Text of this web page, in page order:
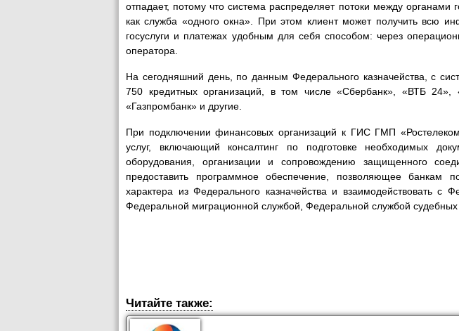
отпадает, потому что система распределяет потоки между органами
как служба «одного окна». При этом клиент может получить всю
госуслуги и платежах удобным для себя способом: через
оператора.
На сегодняшний день, по данным Федерального казначейства, с
750 кредитных организаций, в том числе «Сбербанк», «ВТБ 24»,
«Газпромбанк» и другие.
При подключении финансовых организаций к ГИС ГМП
услуг, включающий консалтинг по подготовке необходимых
оборудования, организации и сопровождению защищенного
предоставить программное обеспечение, позволяющее банкам
характера из Федерального казначейства и взаимодействовать с
Федеральной миграционной службой, Федеральной службой судебных
Читайте также: